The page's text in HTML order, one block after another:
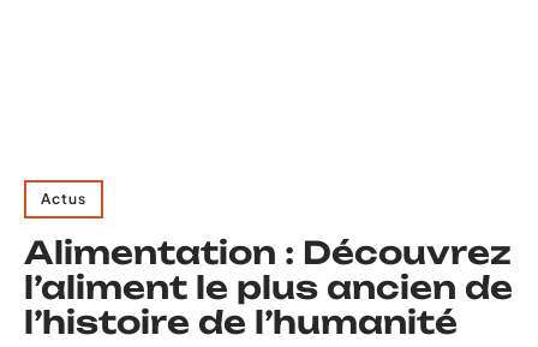
Actus
Alimentation : Découvrez
l’aliment le plus ancien de
l’histoire de l’humanité